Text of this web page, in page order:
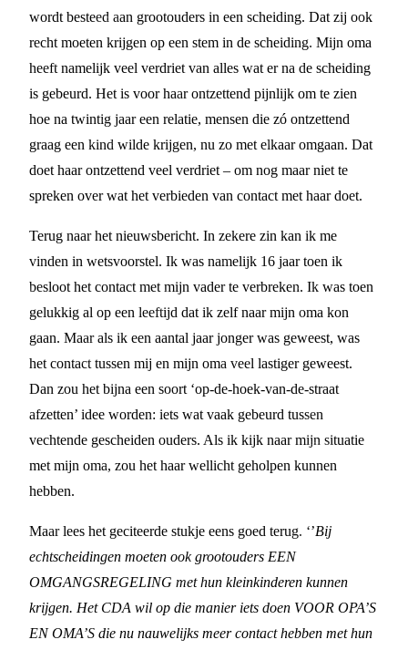
wordt besteed aan grootouders in een scheiding. Dat zij ook
recht moeten krijgen op een stem in de scheiding. Mijn oma
heeft namelijk veel verdriet van alles wat er na de scheiding
is gebeurd. Het is voor haar ontzettend pijnlijk om te zien
hoe na twintig jaar een relatie, mensen die zó ontzettend
graag een kind wilde krijgen, nu zo met elkaar omgaan. Dat
doet haar ontzettend veel verdriet – om nog maar niet te
spreken over wat het verbieden van contact met haar doet.
Terug naar het nieuwsbericht. In zekere zin kan ik me
vinden in wetsvoorstel. Ik was namelijk 16 jaar toen ik
besloot het contact met mijn vader te verbreken. Ik was toen
gelukkig al op een leeftijd dat ik zelf naar mijn oma kon
gaan. Maar als ik een aantal jaar jonger was geweest, was
het contact tussen mij en mijn oma veel lastiger geweest.
Dan zou het bijna een soort ‘op-de-hoek-van-de-straat
afzetten’ idee worden: iets wat vaak gebeurd tussen
vechtende gescheiden ouders. Als ik kijk naar mijn situatie
met mijn oma, zou het haar wellicht geholpen kunnen
hebben.
Maar lees het geciteerde stukje eens goed terug. ‘’Bij
echtscheidingen moeten ook grootouders EEN
OMGANGSREGELING met hun kleinkinderen kunnen
krijgen. Het CDA wil op die manier iets doen VOOR OPA’S
EN OMA’S die nu nauwelijks meer contact hebben met hun